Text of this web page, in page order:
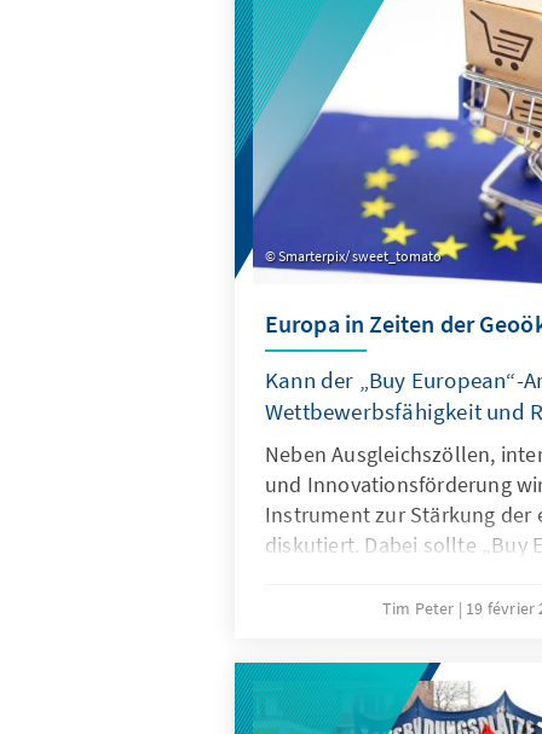
Smarterpix/ sweet_tomato
Europa in Zeiten der
Kann der „Buy European“-
Wettbewerbsfähigkeit und
Neben Ausgleichszöllen,
und Innovationsförderung
Instrument zur Stärkung der
diskutiert. Dabei sollte „Buy
angewandt werden.
unfairem Wettbewerb und
Freihandelsagenda.
Tim Peter 19 février